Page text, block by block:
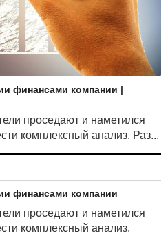
финансами компании |
проседают и наметился
комплексный анализ. Раз...
финансами компании
проседают и наметился
комплексный анализ.